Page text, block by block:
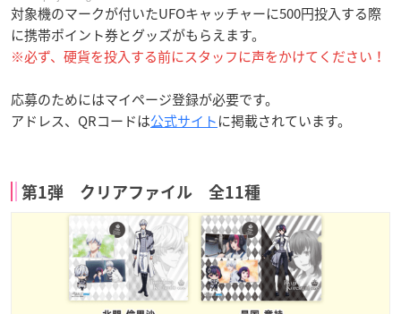
対象機のマークが付いたUFOキャッチャーに500円投入する際
に携帯ポイント券とグッズがもらえます。
※必ず、硬貨を投入する前にスタッフに声をかけてください！
応募のためにはマイページ登録が必要です。
アドレス、QRコードは公式サイトに掲載されています。
第1弾 クリアファイル 全11種